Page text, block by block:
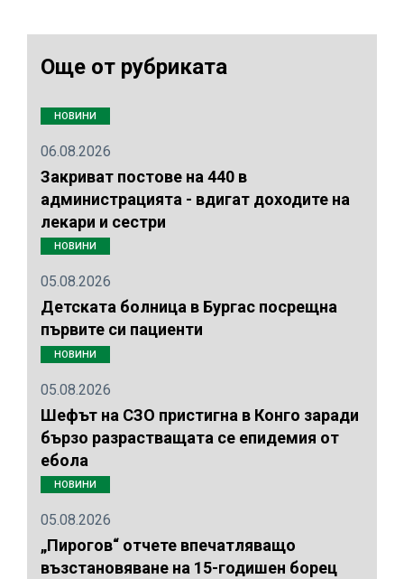
Още от рубриката
НОВИНИ
06.08.2026
Закриват постове на 440 в
администрацията - вдигат доходите на
лекари и сестри
НОВИНИ
05.08.2026
Детската болница в Бургас посрещна
първите си пациенти
НОВИНИ
05.08.2026
Шефът на СЗО пристигна в Конго заради
бързо разрастващата се епидемия от
ебола
НОВИНИ
05.08.2026
„Пирогов“ отчете впечатляващо
възстановяване на 15-годишен борец